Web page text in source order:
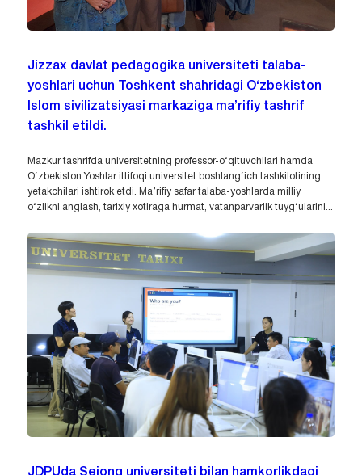
Jizzax davlat pedagogika universiteti talaba-
yoshlari uchun Toshkent shahridagi O‘zbekiston
Islom sivilizatsiyasi markaziga ma’rifiy tashrif
tashkil etildi.
Mazkur tashrifda universitetning professor-o‘qituvchilari hamda
O‘zbekiston Yoshlar ittifoqi universitet boshlang‘ich tashkilotining
yetakchilari ishtirok etdi. Ma’rifiy safar talaba-yoshlarda milliy
o‘zlikni anglash, tarixiy xotiraga hurmat, vatanparvarlik tuyg‘ularini...
JDPUda Sejong universiteti bilan hamkorlikdagi